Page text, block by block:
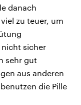
danach
zu teuer, um
sicher
sehr gut
aus anderen
die Pille